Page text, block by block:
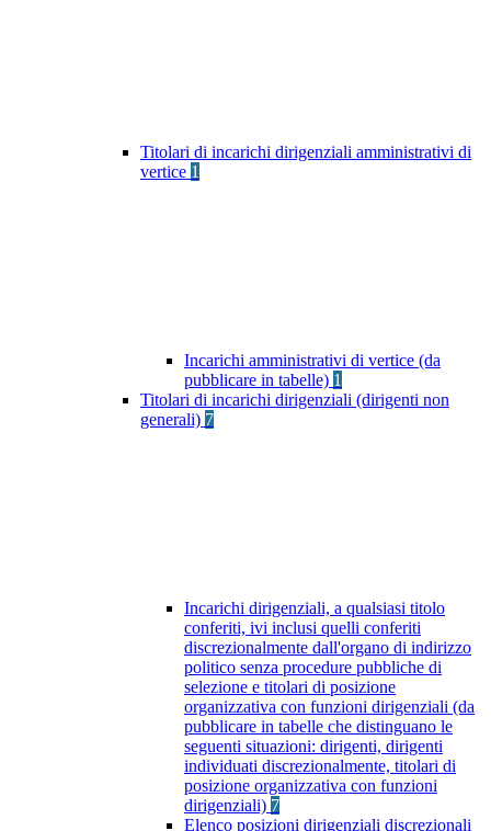
Titolari di incarichi dirigenziali amministrativi di
vertice 1
Incarichi amministrativi di vertice (da
pubblicare in tabelle) 1
Titolari di incarichi dirigenziali (dirigenti non
generali) 7
Incarichi dirigenziali, a qualsiasi titolo
conferiti, ivi inclusi quelli conferiti
discrezionalmente dall'organo di indirizzo
politico senza procedure pubbliche di
selezione e titolari di posizione
organizzativa con funzioni dirigenziali (da
pubblicare in tabelle che distinguano le
seguenti situazioni: dirigenti, dirigenti
individuati discrezionalmente, titolari di
posizione organizzativa con funzioni
dirigenziali) 7
Elenco posizioni dirigenziali discrezionali